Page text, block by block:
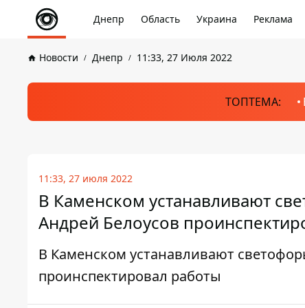
Днепр Область Украина Реклама
Новости Днепр 11:33, 27 Июля 2022
ТОПТЕМА:
11:33, 27 июля 2022
В Каменском устанавливают
Андрей Белоусов
В Каменском устанавливают
проинспектировал работы